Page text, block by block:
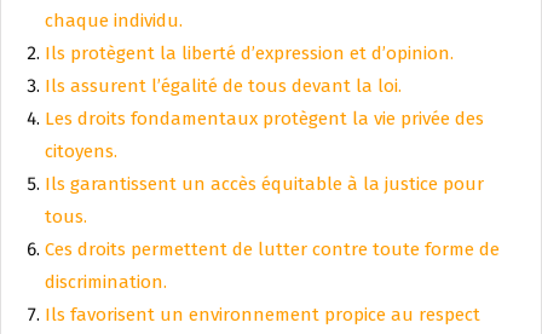
chaque individu.
Ils protègent la liberté d’expression et d’opinion.
Ils assurent l’égalité de tous devant la loi.
Les droits fondamentaux protègent la vie privée des
citoyens.
Ils garantissent un accès équitable à la justice pour
tous.
Ces droits permettent de lutter contre toute forme de
discrimination.
Ils favorisent un environnement propice au respect